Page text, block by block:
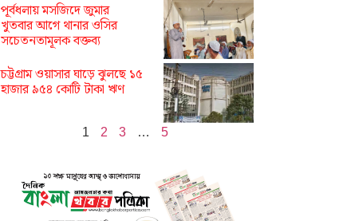
পূর্বধলায় মসজিদে জুমার
খুতবার আগে থানার ওসির
সচেতনতামূলক বক্তব্য
চট্টগ্রাম ওয়াসার ঘাড়ে ঝুলছে ১৫
হাজার ৯৫৪ কোটি টাকা ঋণ
1 2 3 … 5